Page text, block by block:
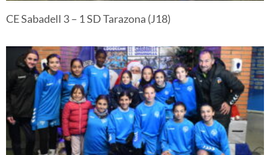
CE Sabadell 3 – 1 SD Tarazona (J18)